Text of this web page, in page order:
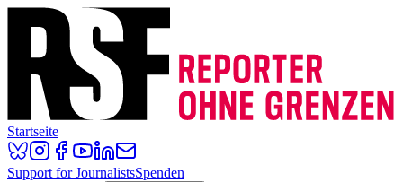
Startseite
Support for JournalistsSpenden